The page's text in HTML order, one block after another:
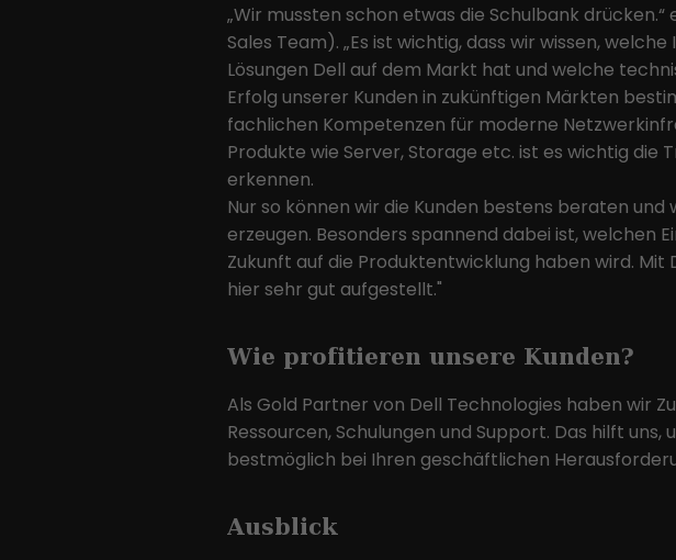
„Wir mussten schon etwas die Schulbank drücken.“
Sales Team). „Es ist wichtig, dass wir wissen,
Lösungen Dell auf dem Markt hat und welche
Erfolg unserer Kunden in zukünftigen Märkten
fachlichen Kompetenzen für moderne
Produkte wie Server, Storage etc. ist es wichtig die
erkennen.
Nur so können wir die Kunden bestens beraten
erzeugen. Besonders spannend dabei ist, welchen
Zukunft auf die Produktentwicklung haben wird. Mit
hier sehr gut aufgestellt."
Wie profitieren unsere Kunden?
Als Gold Partner von Dell Technologies haben wir
Ressourcen, Schulungen und Support. Das hilft uns,
bestmöglich bei Ihren geschäftlichen
Ausblick